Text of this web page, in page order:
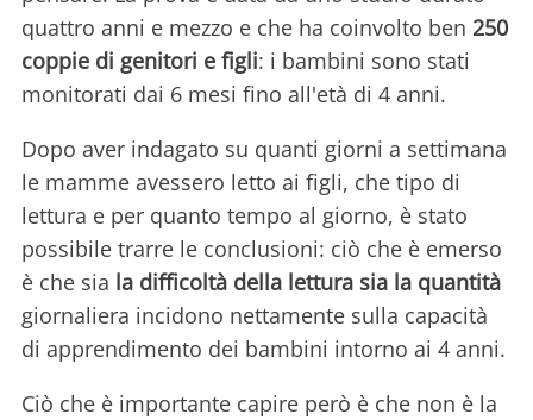
quattro anni e mezzo e che ha coinvolto ben 250
coppie di genitori e figli: i bambini sono stati
monitorati dai 6 mesi fino all'età di 4 anni.
Dopo aver indagato su quanti giorni a settimana
le mamme avessero letto ai figli, che tipo di
lettura e per quanto tempo al giorno, è stato
possibile trarre le conclusioni: ciò che è emerso
è che sia la difficoltà della lettura sia la quantità
giornaliera incidono nettamente sulla capacità
di apprendimento dei bambini intorno ai 4 anni.
Ciò che è importante capire però è che non è la